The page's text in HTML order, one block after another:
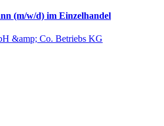
(m/w/d) im Einzelhandel
&amp; Co. Betriebs KG